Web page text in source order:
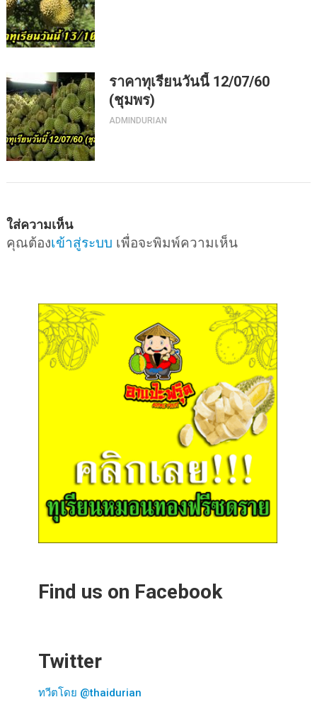
ราคาทุเรียนวันนี้ 12/07/60
(ชุมพร)
ADMINDURIAN
ใส่ความเห็น
คุณต้องเข้าสู่ระบบ เพื่อจะพิมพ์ความเห็น
Find us on Facebook
Twitter
ทวีตโดย @thaidurian